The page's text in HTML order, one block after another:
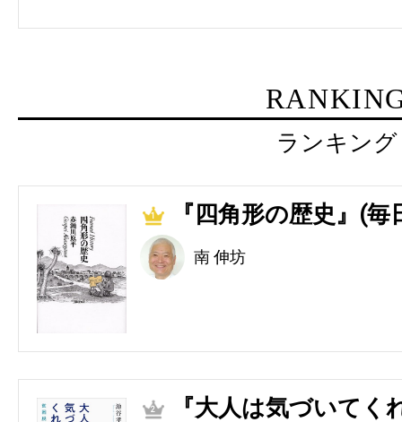
ランキング
1 『四角形の歴史』(毎
南 伸坊
2
『大人は気づいてく